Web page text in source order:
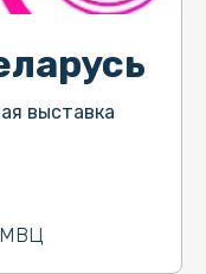
выставка